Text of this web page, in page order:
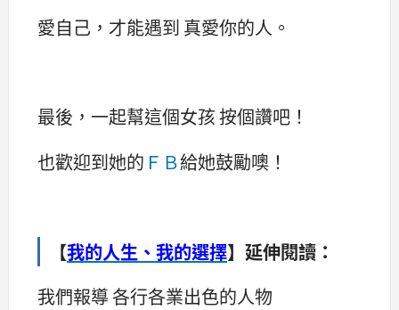
愛自己，才能遇到 真愛你的人。
最後，一起幫這個女孩 按個讚吧！
也歡迎到她的 ＦＢ給她鼓勵噢！
【我的人生、我的選擇】延伸閱讀：
我們報導 各行各業出色的人物